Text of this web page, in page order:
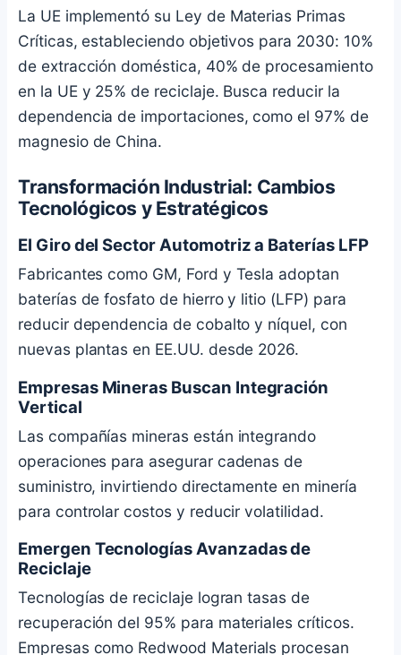
La UE implementó su Ley de Materias Primas
Críticas, estableciendo objetivos para 2030: 10%
de extracción doméstica, 40% de procesamiento
en la UE y 25% de reciclaje. Busca reducir la
dependencia de importaciones, como el 97% de
magnesio de China.
Transformación Industrial: Cambios
Tecnológicos y Estratégicos
El Giro del Sector Automotriz a Baterías LFP
Fabricantes como GM, Ford y Tesla adoptan
baterías de fosfato de hierro y litio (LFP) para
reducir dependencia de cobalto y níquel, con
nuevas plantas en EE.UU. desde 2026.
Empresas Mineras Buscan Integración
Vertical
Las compañías mineras están integrando
operaciones para asegurar cadenas de
suministro, invirtiendo directamente en minería
para controlar costos y reducir volatilidad.
Emergen Tecnologías Avanzadas de
Reciclaje
Tecnologías de reciclaje logran tasas de
recuperación del 95% para materiales críticos.
Empresas como Redwood Materials procesan